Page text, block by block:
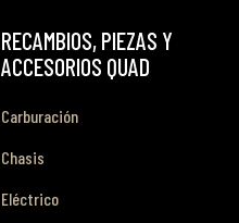
RECAMBIOS, PIEZAS Y
ACCESORIOS QUAD
Carburación
Chasis
Eléctrico